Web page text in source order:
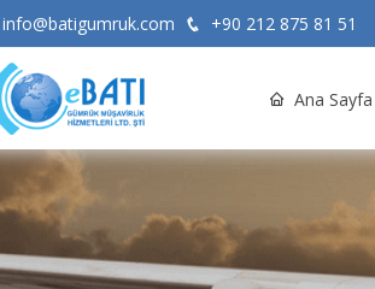
info@batigumruk.com +90 212 875 81 51
Ana Sayfa